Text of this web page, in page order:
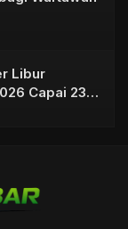
Libur
Capai 23